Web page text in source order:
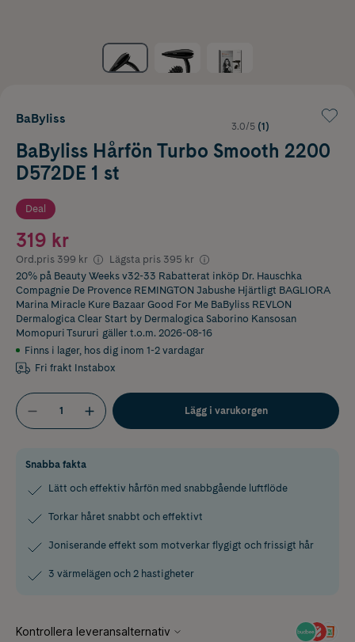
BaByliss
3.0/5 (1)
BaByliss Hårfön Turbo Smooth 2200
D572DE 1 st
Deal
319 kr
Ord.pris 399 kr Lägsta pris 395 kr
20% på Beauty Weeks v32-33 Rabatterat inköp Dr. Hauschka
Compagnie De Provence REMINGTON Jabushe Hjärtligt BAGLIORA
Marina Miracle Kure Bazaar Good For Me BaByliss REVLON
Dermalogica Clear Start by Dermalogica Saborino Kansosan
Momopuri Tsururi gäller t.o.m. 2026-08-16
Finns i lager, hos dig inom 1-2 vardagar
Fri frakt Instabox
Lägg i varukorgen
Snabba fakta
Lätt och effektiv hårfön med snabbgående luftflöde
Torkar håret snabbt och effektivt
Joniserande effekt som motverkar flygigt och frissigt hår
3 värmelägen och 2 hastigheter